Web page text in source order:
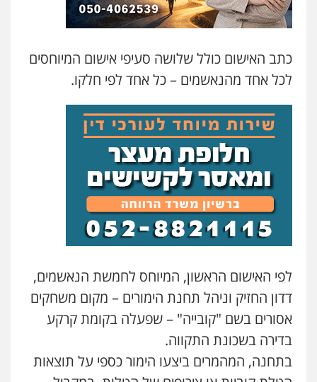
שחר מנדלמן, שלומציון גבאי מנדלמן
– משרד עורכי דין
0505522334
עו"ד עמית רוזנצויג
משפט פלילי דיני תעבורה
0532700200
עו"ד אור בן שאנן
פלילי מעצרים וחקירות
0549199449
פלילי פשיעה חמורה צווארון לבן צבאי
מעצרים וחקירות
0502228917
בר ציון – אוזן משרד עורכי דין
פלילי עבירות תנועה תעבורה פשיעה
חמורה
כתב האישום כולל שלושה סעיפי אישום המיוחסים
לכל אחד מהנאשמים – כל אחד לפי חלקו.
לפי האישום הראשון, המיוחס לחמשת הנאשמים,
דדון החזיק וניהל תחנת הימורים – מקום משחקים
אסורים בשם "קובייה" – שפעלה בקומת קרקע
בדירה בשכונת התקווה.
בתחנה, המהמרים ביצעו הימור כספי על תוצאות